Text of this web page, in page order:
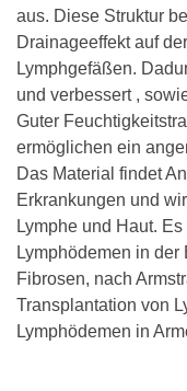
aus. Diese Struktur
Drainageeffekt auf
Lymphgefäßen.
und verbessert ,
Guter
ermöglichen ein
Das Material findet
Erkrankungen und
Lymphe und Haut.
Lymphödemen in
Fibrosen, nach
Transplantation von
Lymphödemen in